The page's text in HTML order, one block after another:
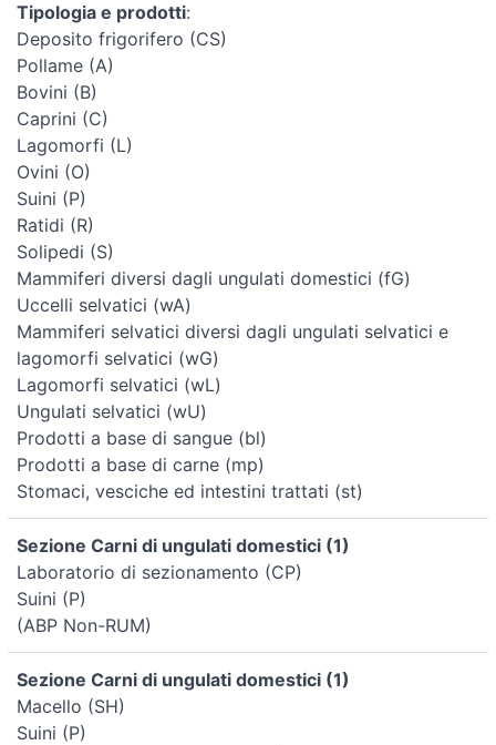
Tipologia e prodotti:
Deposito frigorifero (CS)
Pollame (A)
Bovini (B)
Caprini (C)
Lagomorfi (L)
Ovini (O)
Suini (P)
Ratidi (R)
Solipedi (S)
Mammiferi diversi dagli ungulati domestici (fG)
Uccelli selvatici (wA)
Mammiferi selvatici diversi dagli ungulati selvatici e
lagomorfi selvatici (wG)
Lagomorfi selvatici (wL)
Ungulati selvatici (wU)
Prodotti a base di sangue (bl)
Prodotti a base di carne (mp)
Stomaci, vesciche ed intestini trattati (st)
Sezione Carni di ungulati domestici (1)
Laboratorio di sezionamento (CP)
Suini (P)
(ABP Non-RUM)
Sezione Carni di ungulati domestici (1)
Macello (SH)
Suini (P)